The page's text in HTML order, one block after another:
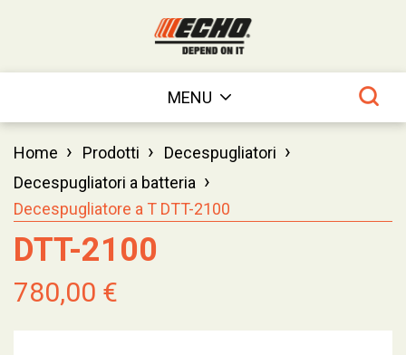
MENU
Home › Prodotti › Decespugliatori ›
Decespugliatori a batteria ›
Decespugliatore a T DTT-2100
DTT-2100
780,00 €